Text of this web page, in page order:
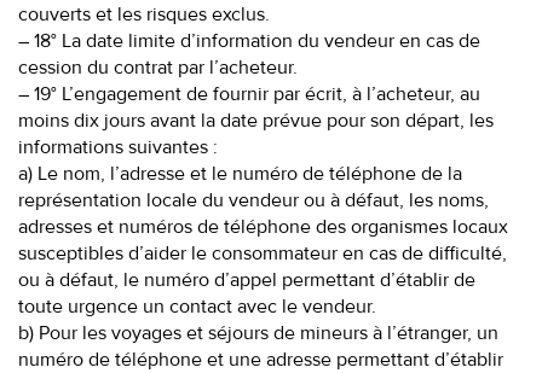
couverts et les risques exclus.
– 18° La date limite d’information du vendeur en cas de
cession du contrat par l’acheteur.
– 19° L’engagement de fournir par écrit, à l’acheteur, au
moins dix jours avant la date prévue pour son départ, les
informations suivantes :
a) Le nom, l’adresse et le numéro de téléphone de la
représentation locale du vendeur ou à défaut, les noms,
adresses et numéros de téléphone des organismes locaux
susceptibles d’aider le consommateur en cas de difficulté,
ou à défaut, le numéro d’appel permettant d’établir de
toute urgence un contact avec le vendeur.
b) Pour les voyages et séjours de mineurs à l’étranger, un
numéro de téléphone et une adresse permettant d’établir